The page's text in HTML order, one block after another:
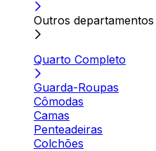
Outros departamentos
Quarto Completo
Guarda-Roupas
Cômodas
Camas
Penteadeiras
Colchões